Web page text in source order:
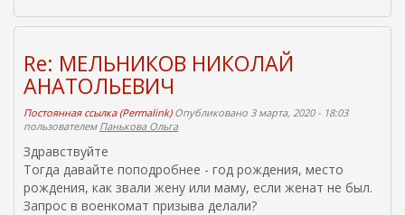
Re: МЕЛЬНИКОВ НИКОЛАЙ
АНАТОЛЬЕВИЧ
Постоянная ссылка (Permalink)Опубликовано 3 марта, 2020 - 18:03
пользователем Панькова Ольга
Здравствуйте
Тогда давайте поподробнее - год рождения, место
рождения, как звали жену или маму, если женат не был.
Запрос в военкомат призыва делали?